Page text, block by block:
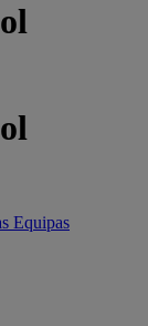
Equipas